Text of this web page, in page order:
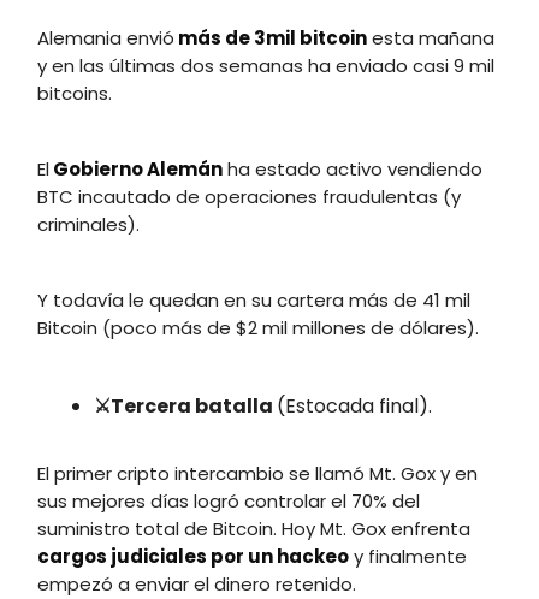
Alemania envió más de 3mil bitcoinesta mañana
y en las últimas dos semanas ha enviado casi 9 mil
bitcoins.
ElGobierno Alemánha estado activo vendiendo
BTC incautado de operaciones fraudulentas (y
criminales).
Y todavía le quedan en su cartera más de 41 mil
Bitcoin (poco más de $2 mil millones de dólares).
⚔️Tercera batalla (Estocada final).
El primer cripto intercambio se llamó Mt. Gox y en
sus mejores días logró controlar el 70% del
suministro total de Bitcoin. Hoy Mt. Gox enfrenta
cargos judiciales por un hackeoy finalmente
empezó a enviar el dinero retenido.